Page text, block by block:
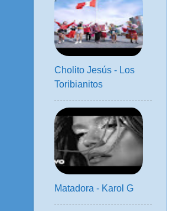
Cholito Jesús - Los
Toribianitos
Matadora - Karol G